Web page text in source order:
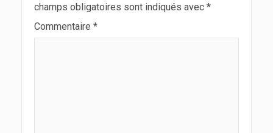
champs obligatoires sont indiqués avec *
Commentaire *